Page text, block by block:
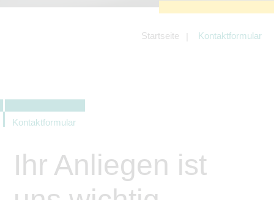
Startseite Kontaktformular
Kontaktformular
Ihr Anliegen ist
Angebotes einschließlich der
Angeboten von z.B. Facebook und